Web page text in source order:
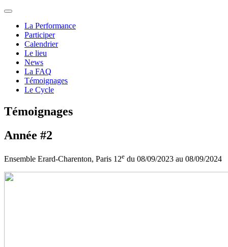
La Performance
Participer
Calendrier
Le lieu
News
La FAQ
Témoignages
Le Cycle
Témoignages
Année #2
Ensemble Erard-Charenton, Paris 12e du 08/09/2023 au 08/09/2024